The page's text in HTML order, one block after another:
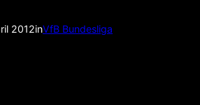
2012inVfB Bundesliga